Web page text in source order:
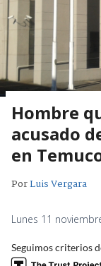
Hombre
acusado
en
PorLuis Vergara
Lunes 11
Seguimos criterios